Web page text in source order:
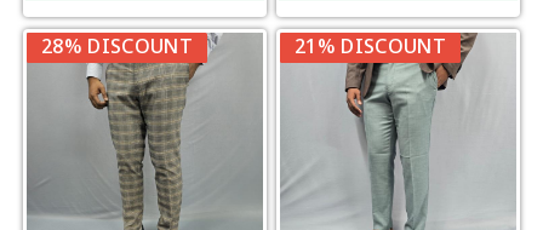
28% DISCOUNT 21% DISCOUNT